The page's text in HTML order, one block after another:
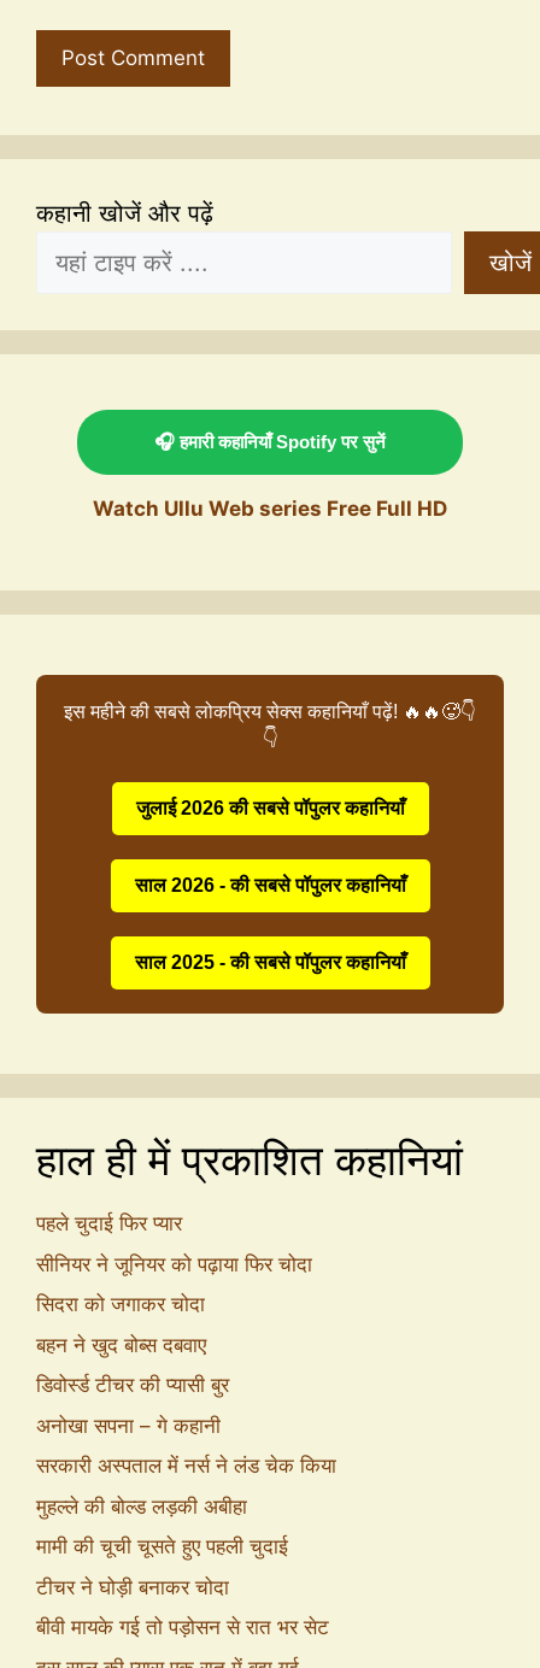
कहानी खोजें और पढ़ें
खोजें
🎧 हमारी कहानियाँ Spotify पर सुनें
Watch Ullu Web series Free Full HD
इस महीने की सबसे लोकप्रिय सेक्स कहानियाँ पढ़ें! 🔥🔥🥵👇
👇
जुलाई 2026 की सबसे पॉपुलर कहानियाँ
साल 2026 - की सबसे पॉपुलर कहानियाँ
साल 2025 - की सबसे पॉपुलर कहानियाँ
हाल ही में प्रकाशित कहानियां
पहले चुदाई फिर प्यार
सीनियर ने जूनियर को पढ़ाया फिर चोदा
सिदरा को जगाकर चोदा
बहन ने खुद बोब्स दबवाए
डिवोर्स्ड टीचर की प्यासी बुर
अनोखा सपना – गे कहानी
सरकारी अस्पताल में नर्स ने लंड चेक किया
मुहल्ले की बोल्ड लड़की अबीहा
मामी की चूची चूसते हुए पहली चुदाई
टीचर ने घोड़ी बनाकर चोदा
बीवी मायके गई तो पड़ोसन से रात भर सेट